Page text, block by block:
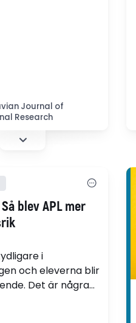
Journal of
Research
blev APL mer
i
och eleverna blir
Det är några